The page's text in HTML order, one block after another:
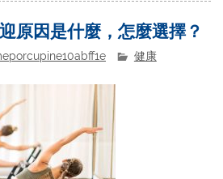
原因是什麼，怎麼選擇？
健康